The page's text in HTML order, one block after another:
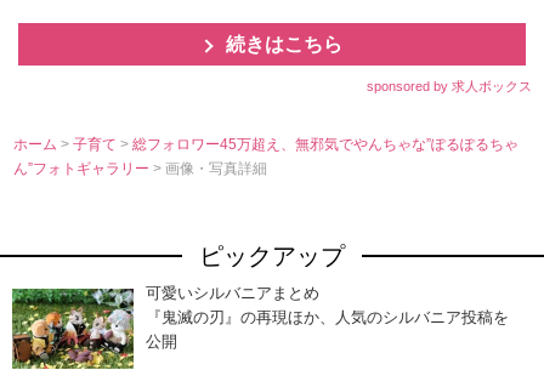
続きはこちら
sponsored by 求人ボックス
ホーム >子育て>総フォロワー45万超え、無邪気でやんちゃな”ぽるぽるちゃ
ん”フォトギャラリー> 画像・写真詳細
ピックアップ
可愛いシルバニアまとめ
『鬼滅の刃』の再現ほか、人気のシルバニア投稿を
公開